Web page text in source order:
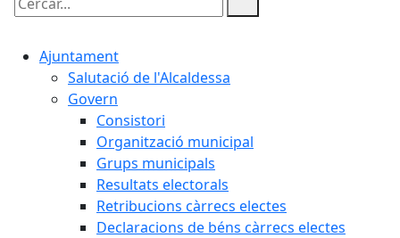
Cercar:
Ajuntament
Salutació de l'Alcaldessa
Govern
Consistori
Organització municipal
Grups municipals
Resultats electorals
Retribucions càrrecs electes
Declaracions de béns càrrecs electes